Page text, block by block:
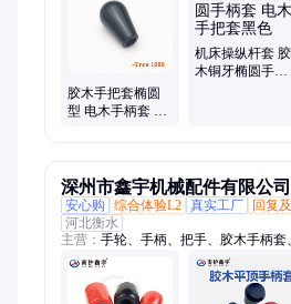
花手柄、压花表盘、波纹把手、折叠合
手、旋钮把手
胶木手把套椭圆
型 电木手柄套 旋
机床操纵杆套 胶
木铜牙椭圆手柄
深州市鑫宇机械配件有限公司
安心购
综合体验L2 真实工厂 回复
河北衡水
主营： 手轮、手柄、把手、胶木手柄套